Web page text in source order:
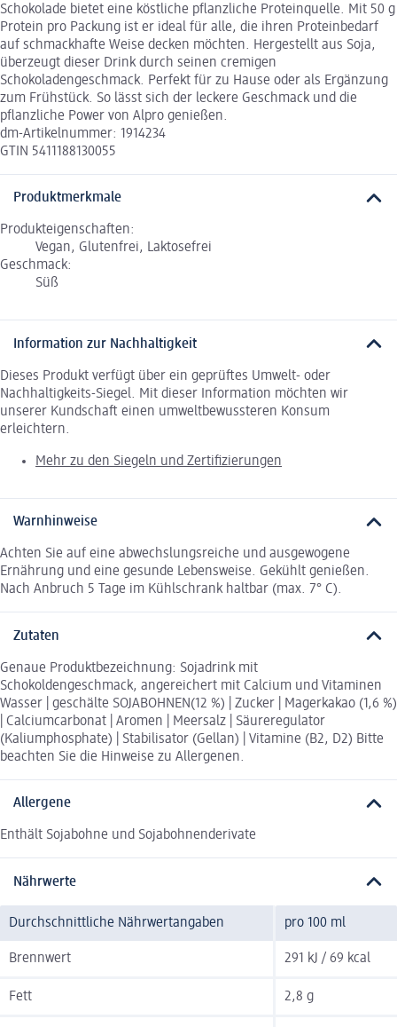
Schokolade bietet eine köstliche pflanzliche Proteinquelle. Mit 50 g
Protein pro Packung ist er ideal für alle, die ihren Proteinbedarf
auf schmackhafte Weise decken möchten. Hergestellt aus Soja,
überzeugt dieser Drink durch seinen cremigen
Schokoladengeschmack. Perfekt für zu Hause oder als Ergänzung
zum Frühstück. So lässt sich der leckere Geschmack und die
pflanzliche Power von Alpro genießen.
dm-Artikelnummer: 1914234
GTIN 5411188130055
Produktmerkmale
Produkteigenschaften:
Vegan, Glutenfrei, Laktosefrei
Geschmack:
Süß
Information zur Nachhaltigkeit
Dieses Produkt verfügt über ein geprüftes Umwelt- oder
Nachhaltigkeits-Siegel. Mit dieser Information möchten wir
unserer Kundschaft einen umweltbewussteren Konsum
erleichtern.
Mehr zu den Siegeln und Zertifizierungen
Warnhinweise
Achten Sie auf eine abwechslungsreiche und ausgewogene
Ernährung und eine gesunde Lebensweise. Gekühlt genießen.
Nach Anbruch 5 Tage im Kühlschrank haltbar (max. 7° C).
Zutaten
Genaue Produktbezeichnung: Sojadrink mit
Schokoldengeschmack, angereichert mit Calcium und Vitaminen
Wasser | geschälte SOJABOHNEN(12 %) | Zucker | Magerkakao (1,6 %)
| Calciumcarbonat | Aromen | Meersalz | Säureregulator
(Kaliumphosphate) | Stabilisator (Gellan) | Vitamine (B2, D2) Bitte
beachten Sie die Hinweise zu Allergenen.
Allergene
Enthält Sojabohne und Sojabohnenderivate
Nährwerte
Durchschnittliche Nährwertangaben pro 100 ml
Brennwert 291 kJ / 69 kcal
Fett 2,8 g